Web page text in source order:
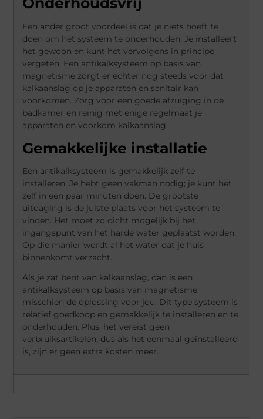
Een ander groot voordeel is dat je niets hoeft te
doen om het systeem te onderhouden. Je installeert
het gewoon en kunt het vervolgens in principe
vergeten. Een antikalksysteem op basis van
magnetisme zorgt er echter nog steeds voor dat
kalkaanslag op je apparaten en sanitair kan
voorkomen. Zorg voor een goede afzuiging in de
badkamer en reinig met enige regelmaat je
apparaten en voorkom kalkaanslag.
Gemakkelijke installatie
Een antikalksysteem is gemakkelijk zelf te
installeren. Je hebt geen vakman nodig; je kunt het
zelf in een paar minuten doen. De grootste
uitdaging is de juiste plaats voor het systeem te
vinden. Het moet zo dicht mogelijk bij het
ingangspunt van het harde water geplaatst worden.
Op die manier wordt al het water dat je huis
binnenkomt verzacht.
Als je zat bent van kalkaanslag, dan is een
antikalksysteem op basis van magnetisme
misschien de oplossing voor jou. Dit type systeem is
relatief goedkoop en gemakkelijk te installeren en te
onderhouden. Plus, het vereist geen
verbruiksartikelen, dus als het eenmaal geïnstalleerd
is, zijn er geen extra kosten meer.